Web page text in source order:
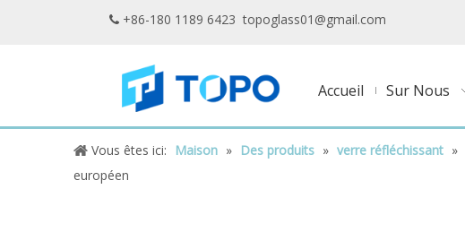
 +86-180 1189 6423 topoglass01@gmail.com
Accueil Sur Nous
Vous êtes ici: Maison » Des produits » verre réfléchissant »
européen